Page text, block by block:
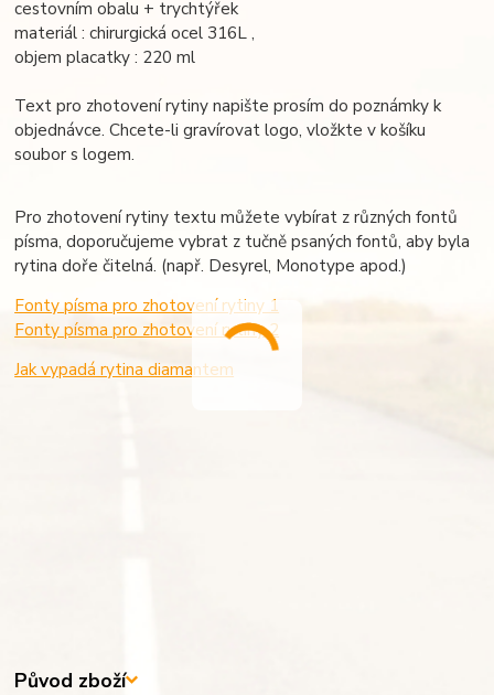
cestovním obalu + trychtýřek
materiál : chirurgická ocel 316L ,
objem placatky : 220 ml
Text pro zhotovení rytiny napište prosím do poznámky k
objednávce. Chcete-li gravírovat logo, vložkte v košíku
soubor s logem.
Pro zhotovení rytiny textu můžete vybírat z různých fontů
písma, doporučujeme vybrat z tučně psaných fontů, aby byla
rytina doře čitelná. (např. Desyrel, Monotype apod.)
Fonty písma pro zhotovení rytiny 1
Fonty písma pro zhotovení rytiny 2
Jak vypadá rytina diamantem
Původ zboží